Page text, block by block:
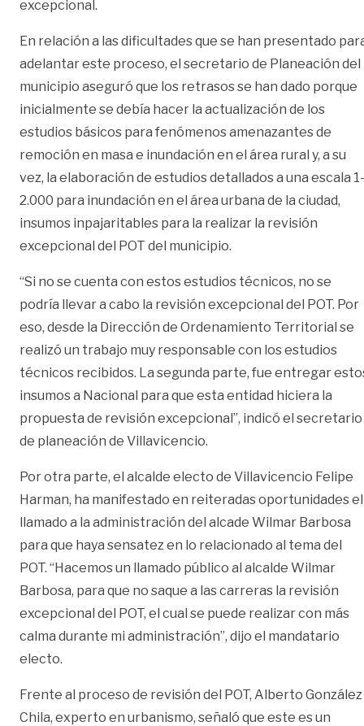
excepcional.
En relación a las dificultades que se han presentado
adelantar este proceso, el secretario de Planeación del
municipio aseguró que los retrasos se han dado porque
inicialmente se debía hacer la actualización de los
estudios básicos para fenómenos amenazantes de
remoción en masa e inundación en el área rural y, a su
vez, la elaboración de estudios detallados a una escala 1-
2.000 para inundación en el área urbana de la ciudad,
insumos inpajaritables para la realizar la revisión
excepcional del POT del municipio.
“Si no se cuenta con estos estudios técnicos, no se
podría llevar a cabo la revisión excepcional del POT. Por
eso, desde la Dirección de Ordenamiento Territorial se
realizó un trabajo muy responsable con los estudios
técnicos recibidos. La segunda parte, fue entregar
insumos a Nacional para que esta entidad hiciera la
propuesta de revisión excepcional”, indicó el secretario
de planeación de Villavicencio.
Por otra parte, el alcalde electo de Villavicencio Felipe
Harman, ha manifestado en reiteradas oportunidades el
llamado a la administración del alcade Wilmar Barbosa
para que haya sensatez en lo relacionado al tema del
POT. “Hacemos un llamado público al alcalde Wilmar
Barbosa, para que no saque a las carreras la revisión
excepcional del POT, el cual se puede realizar con más
calma durante mi administración”, dijo el mandatario
electo.
Frente al proceso de revisión del POT, Alberto González
Chila, experto en urbanismo, señaló que este es un